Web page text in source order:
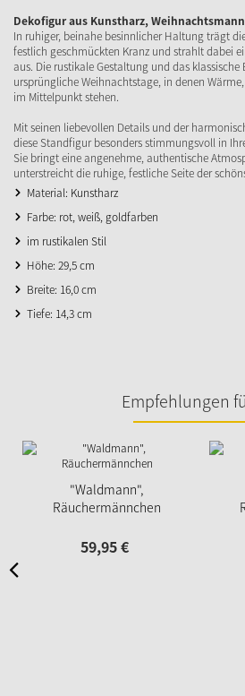
Dekofigur aus Kunstharz,
In ruhiger, beinahe besinnlicher Haltung trägt
festlich geschmückten Kranz und strahlt dabei
aus. Die rustikale Gestaltung und das
ursprüngliche Weihnachtstage, in denen
im Mittelpunkt stehen.
Mit seinen liebevollen Details und der
diese Standfigur besonders stimmungsvoll in
Sie bringt eine angenehme, authentische
unterstreicht die ruhige, festliche Seite der
Material: Kunstharz
Farbe: rot, weiß, goldfarben
im rustikalen Stil
Höhe: 29,5 cm
Breite: 16,0 cm
Tiefe: 14,3 cm
Empfehlungen
"Waldmann",
Räuchermännchen
59,95€